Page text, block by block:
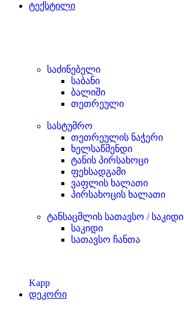
ტექსტილი
საძინებელი
საბანი
ბალიში
თეთრეული
სასტუმრო
თეთრეულის ნაჭერი
ხელსაწმენდი
ტანის პირსახოცი
ფეხსადგამი
ვაფლის ხალათი
პირსახოცის ხალათი
ტანსაცმლის სათავსო / საკიდი
საკიდი
სათავსო ჩანთა
Kapp
დეკორი